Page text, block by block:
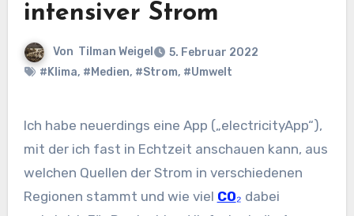
intensiver Strom
Von Tilman Weigel
5. Februar 2022
#Klima, #Medien, #Strom, #Umwelt
Ich habe neuerdings eine App („electricityApp“),
mit der ich fast in Echtzeit anschauen kann, aus
welchen Quellen der Strom in verschiedenen
Regionen stammt und wie viel CO₂ dabei